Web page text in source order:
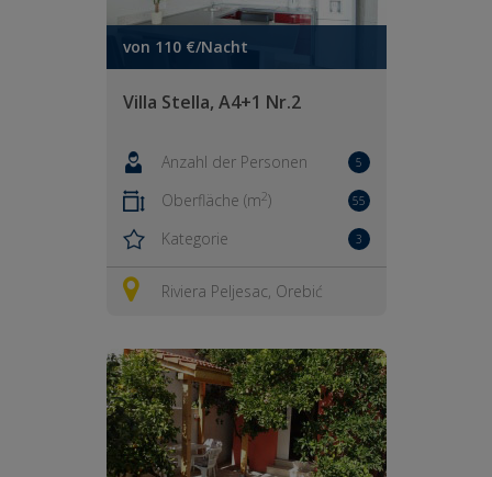
von 110 €/Nacht
Villa Stella, A4+1 Nr.2
Anzahl der Personen 5
Oberfläche (m2) 55
Kategorie 3
Riviera Peljesac, Orebić